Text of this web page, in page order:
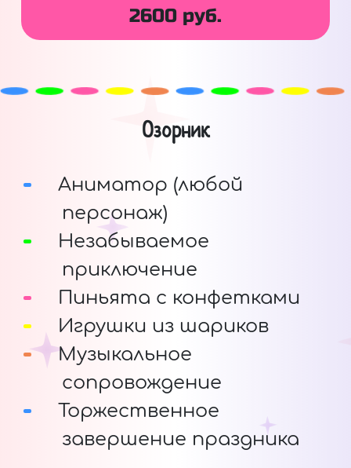
2600 руб.
Озорник
Аниматор (любой
персонаж)
Незабываемое
приключение
Пиньята с конфетками
Игрушки из шариков
Музыкальное
сопровождение
Торжественное
завершение праздника